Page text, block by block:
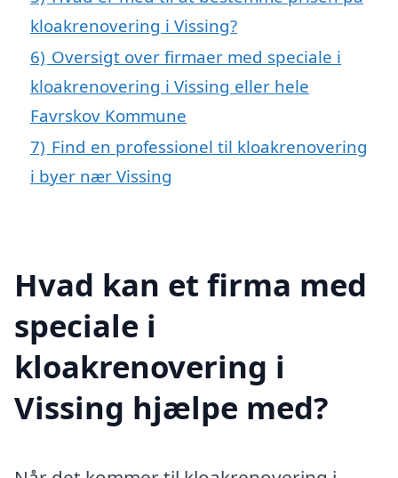
kloakrenovering i Vissing?
6) Oversigt over firmaer med speciale i
kloakrenovering i Vissing eller hele
Favrskov Kommune
7) Find en professionel til kloakrenovering
i byer nær Vissing
Hvad kan et firma med
speciale i
kloakrenovering i
Vissing hjælpe med?